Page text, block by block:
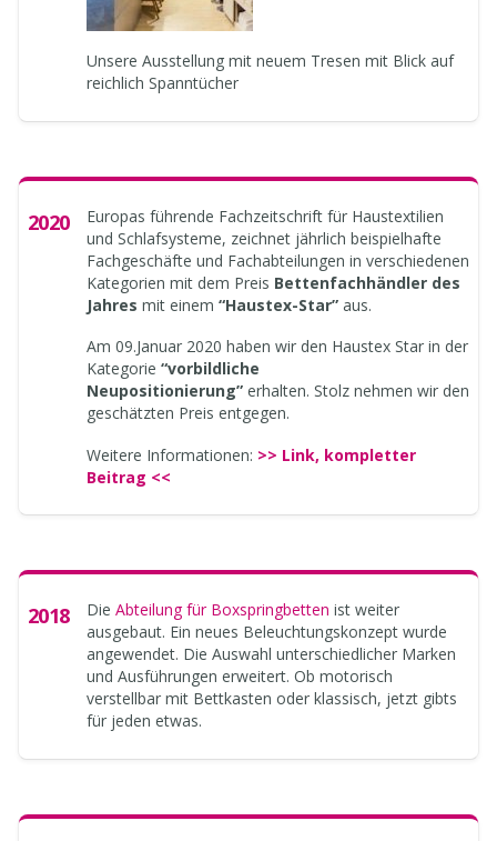
Unsere Ausstellung mit neuem Tresen mit Blick auf
reichlich Spanntücher
2020
Europas führende Fachzeitschrift für Haustextilien
und Schlafsysteme, zeichnet jährlich beispielhafte
Fachgeschäfte und Fachabteilungen in verschiedenen
Kategorien mit dem Preis Bettenfachhändler des
Jahres mit einem “Haustex-Star” aus.
Am 09.Januar 2020 haben wir den Haustex Star in der
Kategorie “vorbildliche
Neupositionierung” erhalten. Stolz nehmen wir den
geschätzten Preis entgegen.
Weitere Informationen: >> Link, kompletter
Beitrag <<
2018 Die Abteilung für Boxspringbetten ist weiter
ausgebaut. Ein neues Beleuchtungskonzept wurde
angewendet. Die Auswahl unterschiedlicher Marken
und Ausführungen erweitert. Ob motorisch
verstellbar mit Bettkasten oder klassisch, jetzt gibts
für jeden etwas.